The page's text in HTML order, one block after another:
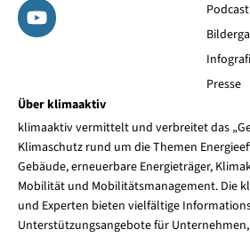
Podcast
Presse
Über klimaaktiv
klimaaktiv vermittelt und verbreitet das
Klimaschutz rund um die Themen
Gebäude, erneuerbare Energieträger,
Mobilität und Mobilitätsmanagement. Die
und Experten bieten vielfältige
Unterstützungsangebote für